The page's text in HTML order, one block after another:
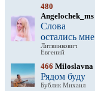
480
Angelochek_ms
Слова
остались мне
Литвинкович
Евгений
466 Miloslavna
Рядом буду
Бублик Михаил